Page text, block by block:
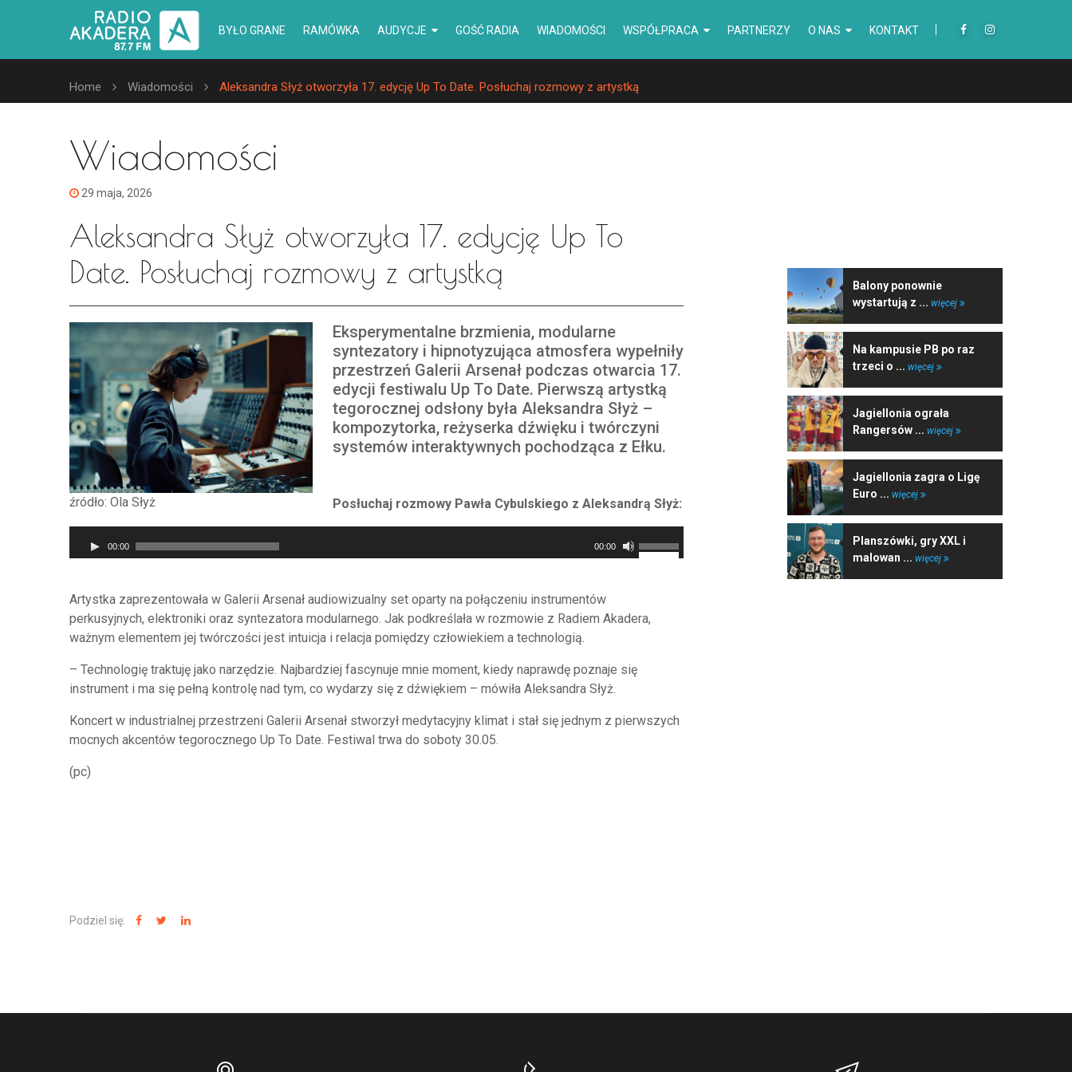
BYŁO GRANE RAMÓWKA AUDYCJE GOŚĆ RADIA WIADOMOŚCI WSPÓŁPRACA PARTNERZY O NAS KONTAKT
Home Wiadomości Aleksandra Słyż otworzyła 17. edycję Up To Date. Posłuchaj rozmowy z artystką
Wiadomości
29 maja, 2026
Aleksandra Słyż otworzyła 17. edycję Up To
Date. Posłuchaj rozmowy z artystką
źródło: Ola Słyż
Eksperymentalne brzmienia, modularne
syntezatory i hipnotyzująca atmosfera wypełniły
przestrzeń Galerii Arsenał podczas otwarcia 17.
edycji festiwalu Up To Date. Pierwszą artystką
tegorocznej odsłony była Aleksandra Słyż –
kompozytorka, reżyserka dźwięku i twórczyni
systemów interaktywnych pochodząca z Ełku.
Posłuchaj rozmowy Pawła Cybulskiego z Aleksandrą Słyż:
plików
00:00 00:00
Używaj
strzałek
dołu
głośność.
Artystka zaprezentowała w Galerii Arsenał audiowizualny set oparty na połączeniu instrumentów
perkusyjnych, elektroniki oraz syntezatora modularnego. Jak podkreślała w rozmowie z Radiem Akadera,
ważnym elementem jej twórczości jest intuicja i relacja pomiędzy człowiekiem a technologią.
– Technologię traktuję jako narzędzie. Najbardziej fascynuje mnie moment, kiedy naprawdę poznaje się
instrument i ma się pełną kontrolę nad tym, co wydarzy się z dźwiękiem – mówiła Aleksandra Słyż.
Koncert w industrialnej przestrzeni Galerii Arsenał stworzył medytacyjny klimat i stał się jednym z pierwszych
mocnych akcentów tegorocznego Up To Date. Festiwal trwa do soboty 30.05.
(pc)
Podziel się:
Balony ponownie
wystartują z ... więcej
Na kampusie PB po raz
trzeci o ... więcej
Jagiellonia ograła
Rangersów ... więcej
Jagiellonia zagra o Ligę
Euro ... więcej
Planszówki, gry XXL i
malowan ... więcej